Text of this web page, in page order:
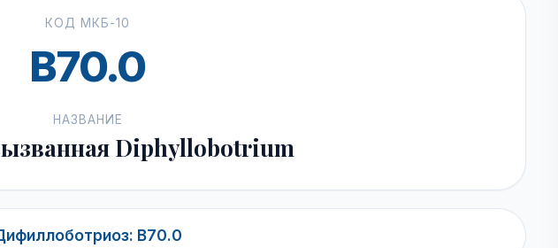
КОД МКБ-10
B70.0
НАЗВАНИЕ
Diphyllobotrium
B70.0